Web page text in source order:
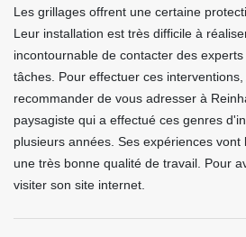
Les grillages offrent une certaine
Leur installation est très difficile à
incontournable de contacter des
tâches. Pour effectuer ces
recommander de vous adresser à
paysagiste qui a effectué ces genres
plusieurs années. Ses expériences
une très bonne qualité de travail. Pour
visiter son site internet.